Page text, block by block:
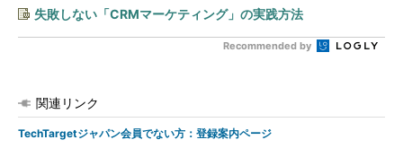
失敗しない「CRMマーケティング」の実践方法
Recommended by
関連リンク
TechTargetジャパン会員でない方：登録案内ページ